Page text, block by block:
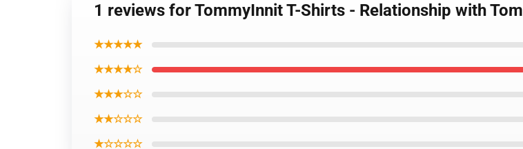
1 reviews for TommyInnit T-Shirts - Relationship with
★★★★★
★★★★☆
★★★☆☆
★★☆☆☆
★☆☆☆☆